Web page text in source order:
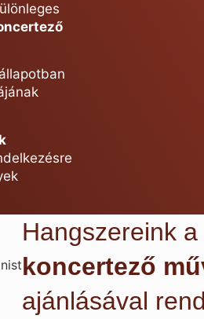
Hangszereink a
koncertező
ajánlásával